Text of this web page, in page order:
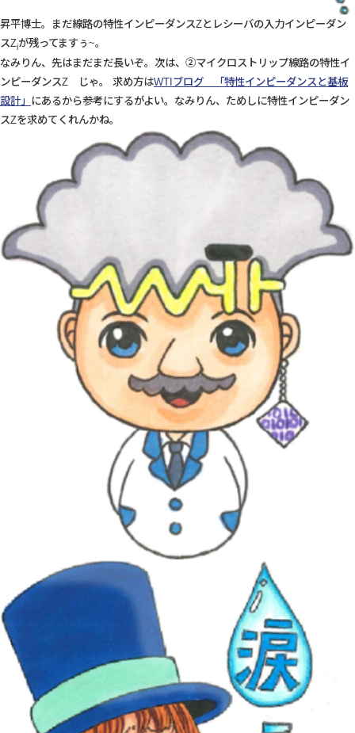
昇平博士。まだ線路の特性インピーダンスZとレシーバの入力インピーダン
スZiが残ってますぅ~。
なみりん、先はまだまだ長いぞ。次は、②マイクロストリップ線路の特性イ
ンピーダンスZ じゃ。 求め方はWTIブログ 「特性インピーダンスと基板
設計」 にあるから参考にするがよい。なみりん、ためしに特性インピーダン
スZを求めてくれんかね。